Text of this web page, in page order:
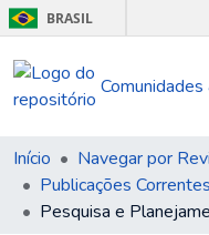
BRASIL
Início
Publicações Correntes